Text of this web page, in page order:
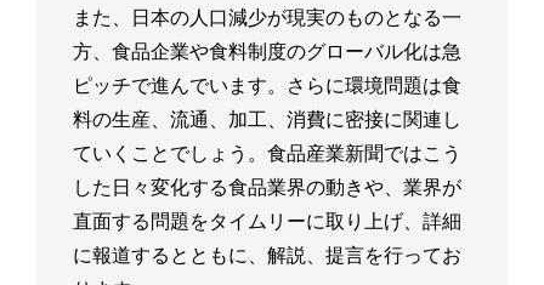
また、日本の人口減少が現実のものとなる一
方、食品企業や食料制度のグローバル化は急
ピッチで進んでいます。さらに環境問題は食
料の生産、流通、加工、消費に密接に関連し
ていくことでしょう。食品産業新聞ではこう
した日々変化する食品業界の動きや、業界が
直面する問題をタイムリーに取り上げ、詳細
に報道するとともに、解説、提言を行ってお